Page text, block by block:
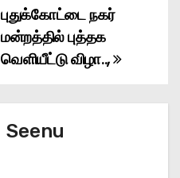
புதுக்கோட்டை நகர்
மன்றத்தில் புத்தக
வெளியீட்டு விழா..,
Seenu